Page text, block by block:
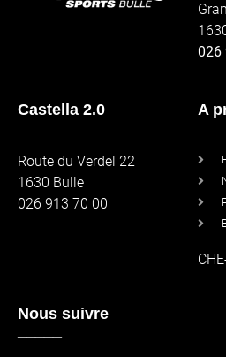
026
Castella 2.0
Route du Verdel 22
1630 Bulle
026 913 70 00
A
Nous suivre